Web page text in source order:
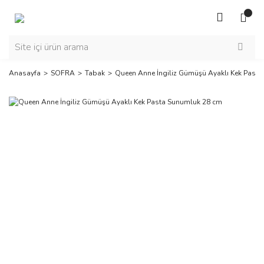
Anasayfa SOFRA Tabak Queen Anne İngiliz Gümüşü Ayaklı Kek